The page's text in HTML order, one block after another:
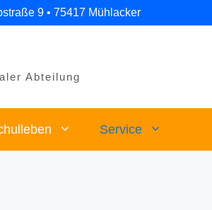
9 • 75417 Mühlacker
Abteilung
Service